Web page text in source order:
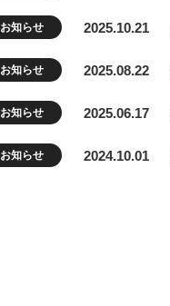
お知らせ 2025.10.21
お知らせ 2025.08.22
お知らせ 2025.06.17
お知らせ 2024.10.01